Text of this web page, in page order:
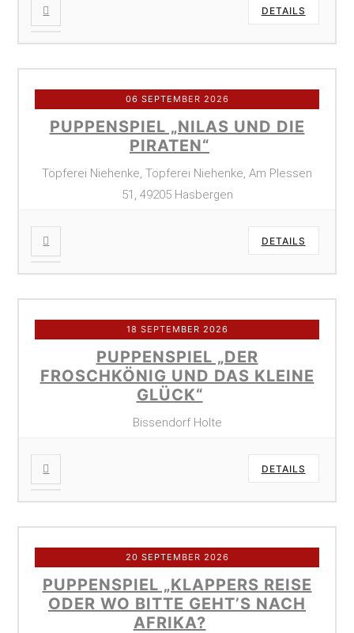
DETAILS
06 SEPTEMBER 2026
PUPPENSPIEL „NILAS UND DIE
PIRATEN“
Töpferei Niehenke, Töpferei Niehenke, Am Plessen
51, 49205 Hasbergen
DETAILS
18 SEPTEMBER 2026
PUPPENSPIEL „DER
FROSCHKÖNIG UND DAS KLEINE
GLÜCK“
Bissendorf Holte
DETAILS
20 SEPTEMBER 2026
PUPPENSPIEL „KLAPPERS REISE
ODER WO BITTE GEHT’S NACH
AFRIKA?